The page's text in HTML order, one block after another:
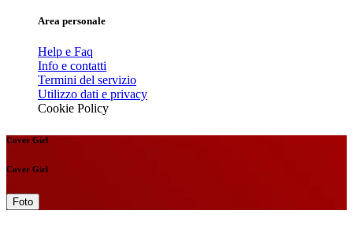
Area personale
Help e Faq
Info e contatti
Termini del servizio
Utilizzo dati e privacy
Cookie Policy
Cover Girl
Cover Girl
Foto